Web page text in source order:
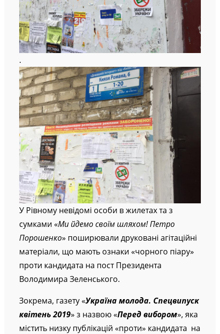
.
У Рівному невідомі особи в жилетах та з
сумками «Ми йдемо своїм шляхом! Петро
Порошенко» поширювали друковані агітаційні
матеріали, що мають ознаки «чорного піару»
проти кандидата на пост Президента
Володимира Зеленського.
Зокрема, газету «Україна молода. Спецвипуск
квітень 2019» з назвою «Перед вибором», яка
містить низку публікацій «проти» кандидата на